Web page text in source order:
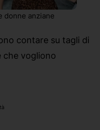
donne anziane
contare su tagli di
che vogliono